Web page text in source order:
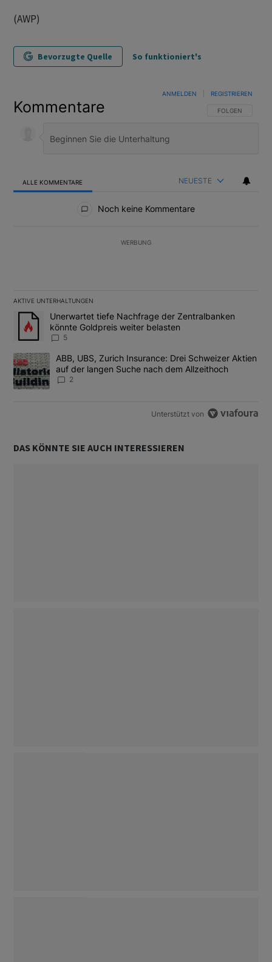
(AWP)
Bevorzugte Quelle So funktioniert's
Kommentare FOLGE DIESER
FOLGEN
ANMELDEN REGISTRIEREN
ALLE KOMMENTARE NEUESTE
Noch keine Kommentare
WERBUNG
AKTIVE UNTERHALTUNGEN
Das Folgende ist eine Liste der am meisten kommentierten
Ein Trendartikel mit dem Titel "Unerwartet tiefe Nachfrage der
Unerwartet tiefe Nachfrage der Zentralbanken
könnte Goldpreis weiter belasten
5
Ein Trendartikel mit dem Titel "ABB, UBS, Zurich Insurance:
ABB, UBS, Zurich Insurance: Drei Schweizer Aktien
auf der langen Suche nach dem Allzeithoch
2
Unterstützt von
DAS KÖNNTE SIE AUCH INTERESSIEREN